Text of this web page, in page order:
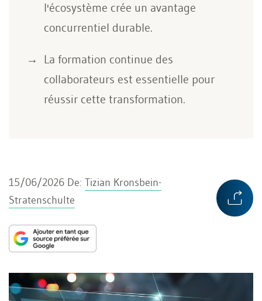
l'écosystème crée un avantage
concurrentiel durable.
La formation continue des
collaborateurs est essentielle pour
réussir cette transformation.
15/06/2026 De: Tizian Kronsbein-
Stratenschulte